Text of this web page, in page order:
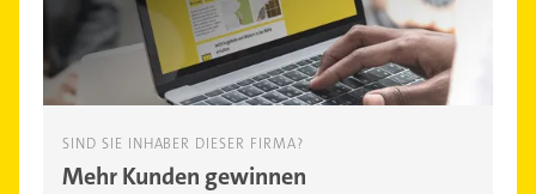
SIND SIE INHABER DIESER FIRMA?
Mehr Kunden gewinnen